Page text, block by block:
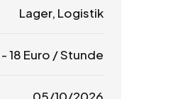
Lager, Logistik
-18 Euro / Stunde